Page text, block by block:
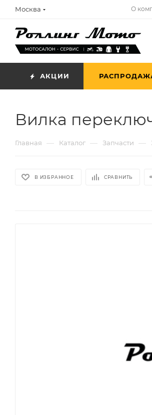
Москва О
АКЦИИ
Вилка
Главная — Каталог — Запчасти —
В ИЗБРАННОЕ СРАВНИТЬ